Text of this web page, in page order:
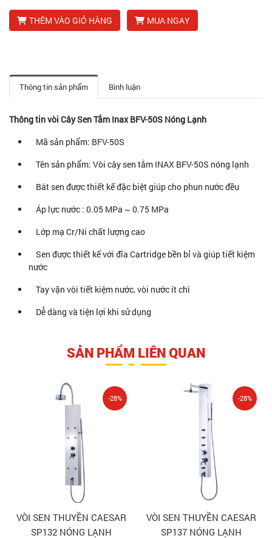
THÊM VÀO GIỎ HÀNG MUA NGAY
Thông tin sản phẩm Bình luận
Thông tin vòi Cây Sen Tắm Inax BFV-50S Nóng Lạnh
Mã sản phẩm: BFV-50S
Tên sản phẩm: Vòi cây sen tắm INAX BFV-50S nóng lạnh
Bát sen được thiết kế đặc biệt giúp cho phun nước đều
Áp lực nước : 0.05 MPa ~ 0.75 MPa
Lớp mạ Cr/Ni chất lượng cao
Sen được thiết kế với đĩa Cartridge bền bỉ và giúp tiết kiệm
nước
Tay vặn vòi tiết kiệm nước, vòi nước ít chì
Dễ dàng và tiện lợi khi sử dụng
SẢN PHẨM LIÊN QUAN
VÒI SEN THUYỀN CAESAR
SP132 NÓNG LẠNH
-28%
VÒI SEN THUYỀN CAESAR
SP137 NÓNG LẠNH
-28%